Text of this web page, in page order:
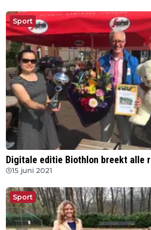
Sport
Digitale editie Biothlon breekt alle
15 juni 2021
Sport